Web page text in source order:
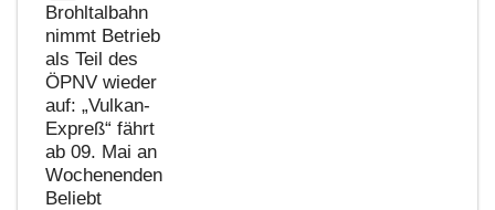
Brohltalbahn
nimmt Betrieb
als Teil des
ÖPNV wieder
auf: „Vulkan-
Expreß“ fährt
ab 09. Mai an
Wochenenden
Beliebt